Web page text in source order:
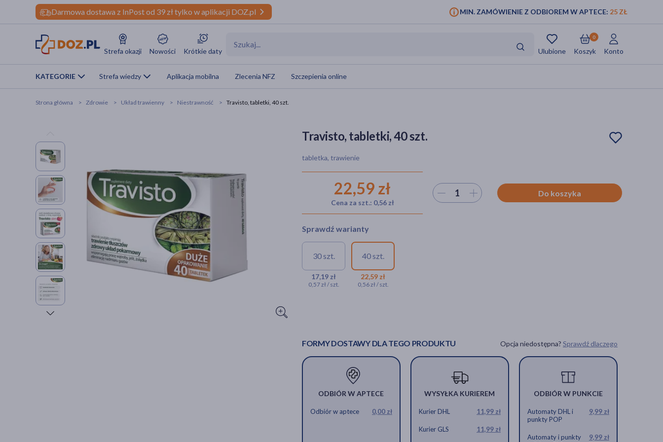
Darmowa dostawa z InPost od 39 zł tylko w aplikacji DOZ.pl MIN. ZAMÓWIENIE Z ODBIOREM W APTECE: 25 ZŁ
Strefa okazji Nowości Krótkie daty Ulubione Koszyk
0
Konto
KATEGORIE Strefa wiedzy Aplikacja mobilna Zlecenia NFZ Szczepienia online
Strona główna Zdrowie Układ trawienny Niestrawność Travisto, tabletki, 40 szt.
Travisto, tabletki, 40 szt.
tabletka, trawienie
22,59 zł
Cena za szt.: 0,56 zł
Wybierz ilość Do koszyka
Sprawdź warianty
30 szt.
17,19 zł
0,57 zł / szt.
40 szt.
22,59 zł
0,56 zł / szt.
FORMY DOSTAWY DLA TEGO PRODUKTU Opcja niedostępna? Sprawdź dlaczego
ODBIÓR W APTECE
Odbiór w aptece 0,00 zł
WYSYŁKA KURIEREM
Kurier DHL 11,99 zł
Kurier GLS 11,99 zł
ODBIÓR W PUNKCIE
Automaty DHL i
punkty POP
9,99 zł
Automaty i punkty
9,99 zł